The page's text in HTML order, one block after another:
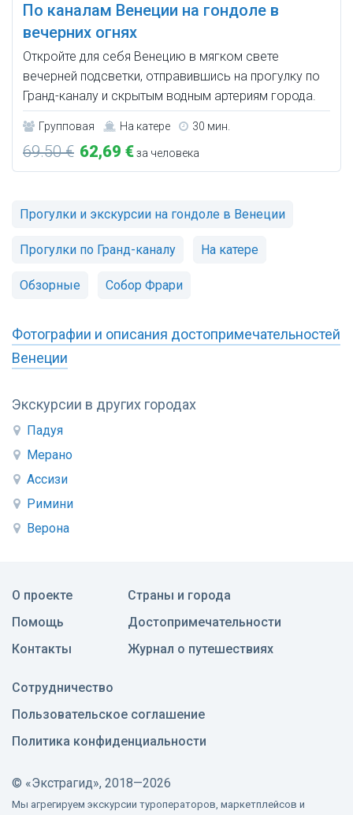
Экскурсии в других городах
Падуя
Мерано
Ассизи
Римини
Верона
По каналам Венеции на гондоле в
вечерних огнях
Откройте для себя Венецию в мягком свете
вечерней подсветки, отправившись на прогулку по
Гранд-каналу и скрытым водным артериям города.
Групповая На катере 30 мин.
69.50 € 62,69 €за человека
Прогулки и экскурсии на гондоле в Венеции
Прогулки по Гранд-каналу На катере
Обзорные Собор Фрари
Фотографии и описания достопримечательностей
Венеции
О проекте
Помощь
Контакты
Страны и города
Достопримечательности
Журнал о путешествиях
Сотрудничество
Пользовательское соглашение
Политика конфиденциальности
© «Экстрагид», 2018—2026
Мы агрегируем экскурсии туроператоров, маркетплейсов и